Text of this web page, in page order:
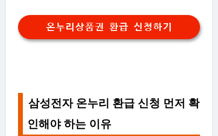
온누리상품권 환급 신청하기
삼성전자 온누리 환급 신청 먼저 확
인해야 하는 이유